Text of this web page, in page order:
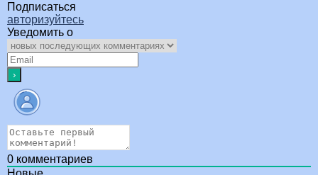
Подписаться
авторизуйтесь
Уведомить о
0 комментариев